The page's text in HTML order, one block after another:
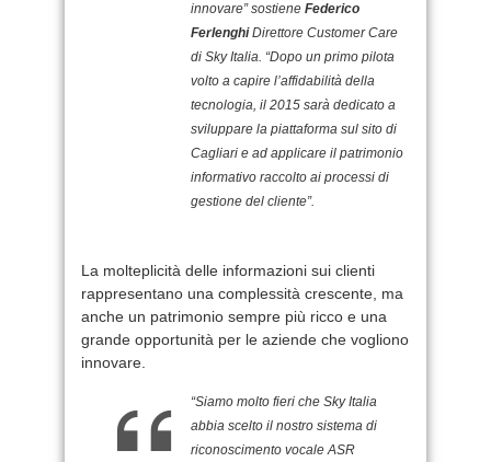
innovare” sostiene Federico
FerlenghiDirettore Customer Care
di Sky Italia. “Dopo un primo pilota
volto a capire l’affidabilità della
tecnologia, il 2015 sarà dedicato a
sviluppare la piattaforma sul sito di
Cagliari e ad applicare il patrimonio
informativo raccolto ai processi di
gestione del cliente”.
La molteplicità delle informazioni sui clienti
rappresentano una complessità crescente, ma
anche un patrimonio sempre più ricco e una
grande opportunità per le aziende che vogliono
innovare.
“Siamo molto fieri che Sky Italia
abbia scelto il nostro sistema di
riconoscimento vocale ASR